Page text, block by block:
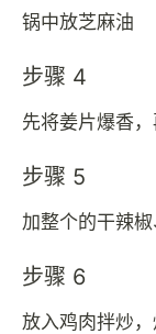
锅中放芝麻油
步骤 4
先将姜片爆香
步骤 5
加整个的干辣
步骤 6
放入鸡肉拌炒